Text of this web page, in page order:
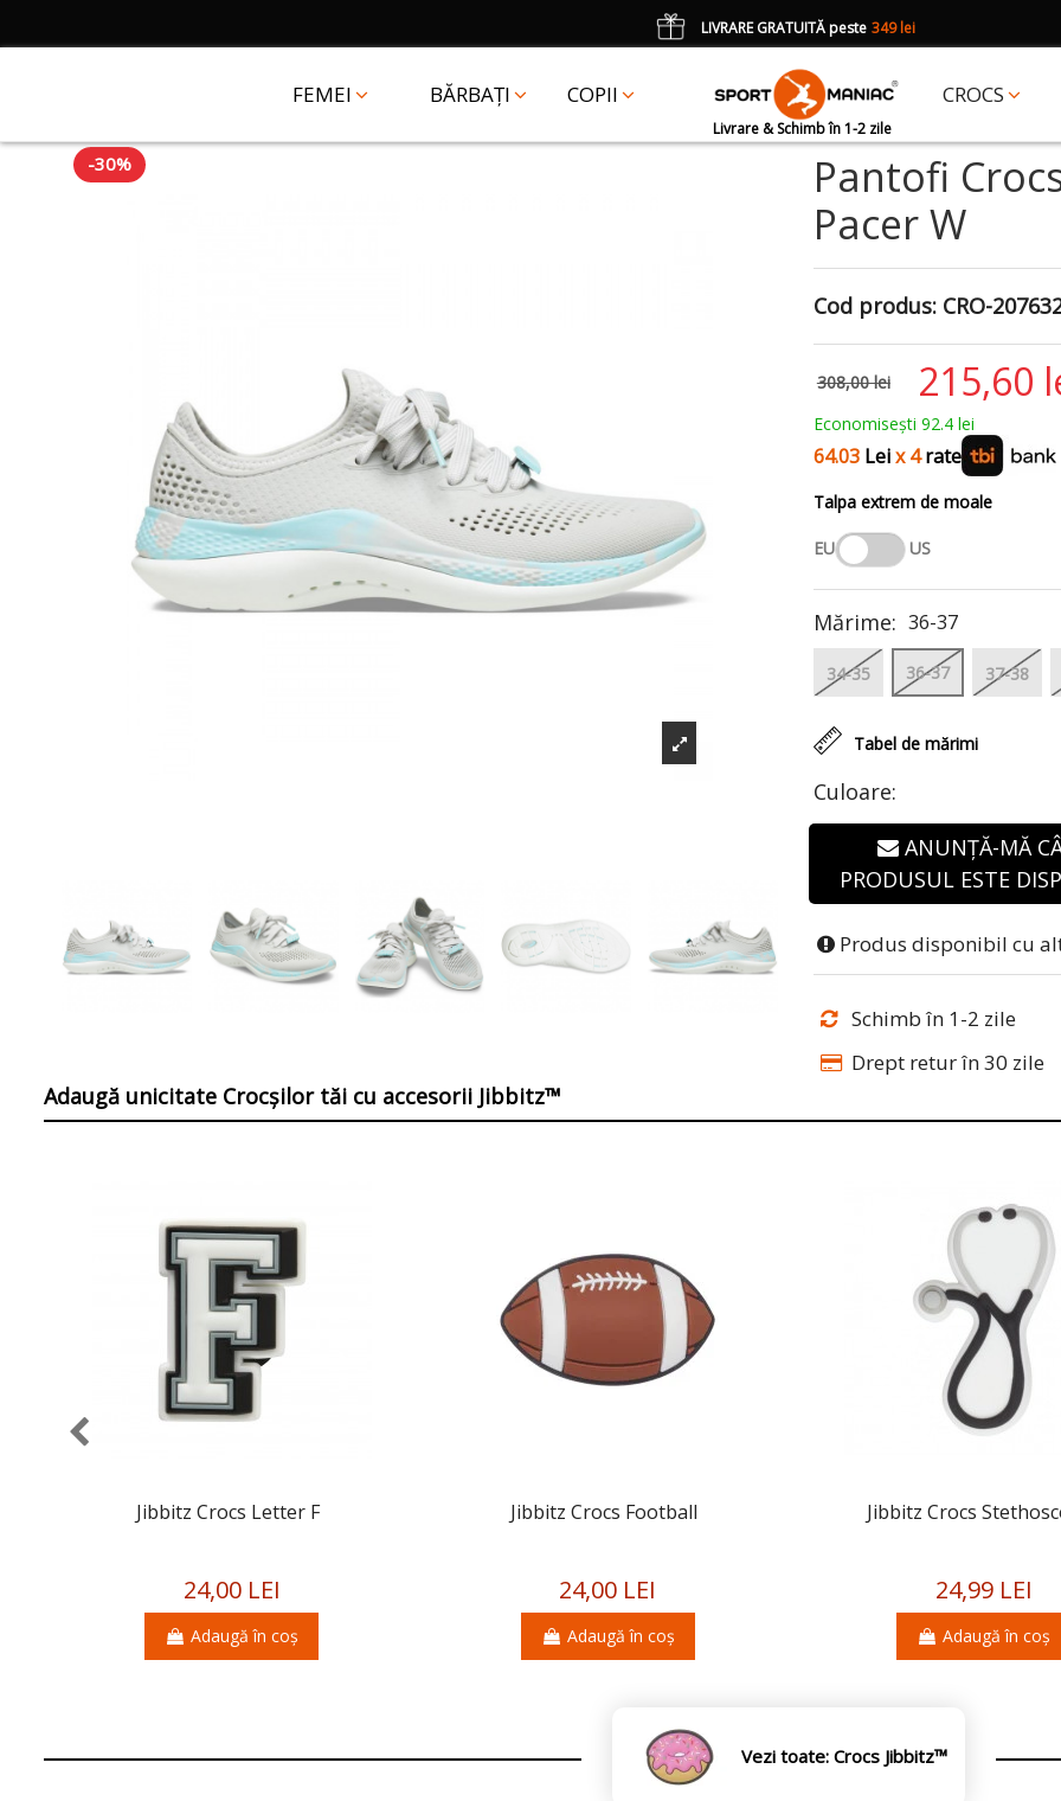
FEMEI BĂRBAȚI COPII CROCS
Livrare & Schimb în 1-2 zile
LIVRARE GRATUITĂ peste 349 lei
CADOUun accesoriu Crocs Jibbitz în val. de 25 lei cu codul: JIBBITZ
-30%
Pantofi
Pacer W
Cod produs: CRO-
215,60
308,00 lei
Economisești 92.4 lei
64.03 Leix 4rate
Talpa extrem de moale
EU US
Culoare:
Tabel de mărimi
Mărime: 36-37
34-35 36-37 37-38
ANUNȚĂ-MĂ
PRODUSUL ESTE
Produs disponibil cu
Schimb în 1-2 zile
Drept retur în 30 zile
Adaugă unicitate Crocșilor tăi cu accesorii Jibbitz™
Jibbitz Crocs Letter F
24,00 LEI
Adaugă în coș
Jibbitz Crocs Football
24,00 LEI
Adaugă în coș
Jibbitz Crocs
24,99 LEI
Adaugă în coș
Vezi toate: Crocs Jibbitz™